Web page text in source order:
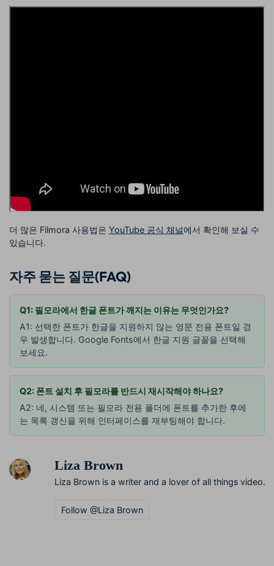
더 많은 Filmora 사용법은 YouTube 공식 채널에서 확인해 보실 수
있습니다.
자주 묻는 질문(FAQ)
Q1: 필모라에서 한글 폰트가 깨지는 이유는 무엇인가요?
A1: 선택한 폰트가 한글을 지원하지 않는 영문 전용 폰트일 경
우 발생합니다. Google Fonts에서 한글 지원 글꼴을 선택해
보세요.
Q2: 폰트 설치 후 필모라를 반드시 재시작해야 하나요?
A2: 네, 시스템 또는 필모라 전용 폴더에 폰트를 추가한 후에
는 목록 갱신을 위해 인터페이스를 재부팅해야 합니다.
Liza Brown
Liza Brown is a writer and a lover of all things video.
Follow @Liza Brown